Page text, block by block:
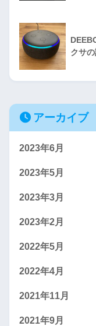
クサ
アーカイブ
2023年6月
2023年5月
2023年3月
2023年2月
2022年5月
2022年4月
2021年11月
2021年9月